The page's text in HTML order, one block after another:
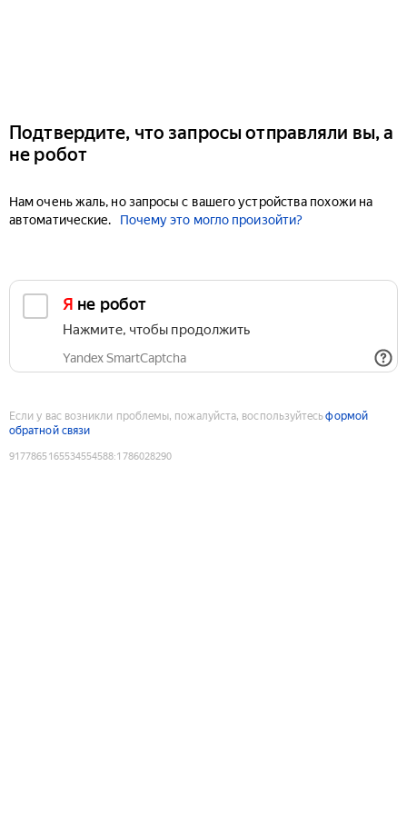
Подтвердите, что запросы отправляли вы, а
не робот
Нам очень жаль, но запросы с вашего устройства похожи на
автоматические.
Почему это могло произойти?
Я не робот
Нажмите, чтобы продолжить
Yandex SmartCaptcha
Если у вас возникли проблемы, пожалуйста, воспользуйтесьформой
обратной связи
9177865165534554588:1786028290